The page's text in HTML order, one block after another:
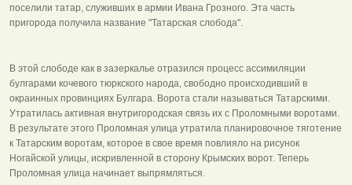
поселили татар, служивших в армии Ивана Грозного. Эта часть
пригорода получила название "Татарская слобода".
В этой слободе как в зазеркалье отразился процесс ассимиляции
булгарами кочевого тюркского народа, свободно происходивший в
окраинных провинциях Булгара. Ворота стали называться Татарскими.
Утратилась активная внутригородская связь их с Проломными воротами.
В результате этого Проломная улица утратила планировочное тяготение
к Татарским воротам, которое в свое время повлияло на рисунок
Ногайской улицы, искривленной в сторону Крымских ворот. Теперь
Проломная улица начинает выпрямляться.